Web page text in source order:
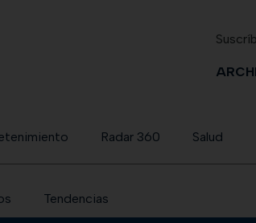
Radar 360 Salud
Tendencias